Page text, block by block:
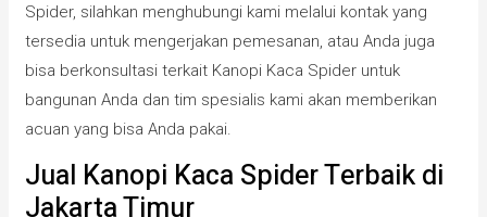
Spider, silahkan menghubungi kami melalui kontak yang
tersedia untuk mengerjakan pemesanan, atau Anda juga
bisa berkonsultasi terkait Kanopi Kaca Spider untuk
bangunan Anda dan tim spesialis kami akan memberikan
acuan yang bisa Anda pakai.
Jual Kanopi Kaca Spider Terbaik di
Jakarta Timur